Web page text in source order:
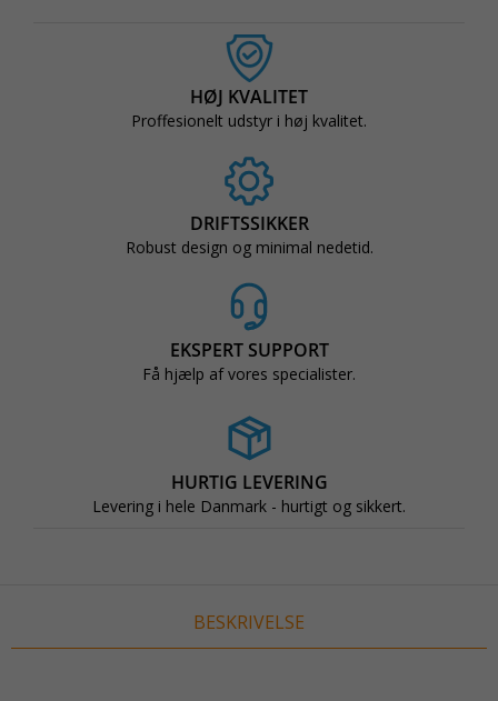
HØJ KVALITET
Proffesionelt udstyr i høj kvalitet.
DRIFTSSIKKER
Robust design og minimal nedetid.
EKSPERT SUPPORT
Få hjælp af vores specialister.
HURTIG LEVERING
Levering i hele Danmark - hurtigt og sikkert.
BESKRIVELSE